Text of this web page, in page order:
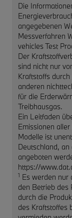
Die
angegebenen
Messverfahren
vehicles Test
Der
sind nicht nur
Kraftstoffs
anderen
für die
Treibhausgas.
Ein Leitfaden
Emissionen
Modelle ist
Deutschland,
angeboten
https://
1 Es werden nur
den Betrieb des
durch die
des Kraftstoffes